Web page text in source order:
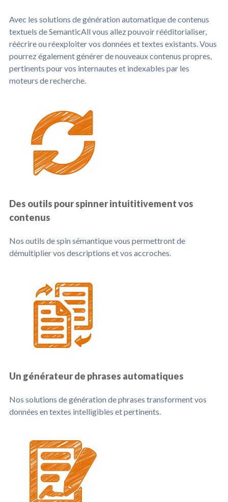
Avec les solutions de génération automatique de contenus
textuels de SemanticAll vous allez pouvoir rééditorialiser,
réécrire ou réexploiter vos données et textes existants. Vous
pourrez également générer de nouveaux contenus propres,
pertinents pour vos internautes et indexables par les
moteurs de recherche.
Des outils pour spinner intuititivement vos
contenus
Nos outils de spin sémantique vous permettront de
démultiplier vos descriptions et vos accroches.
Un générateur de phrases automatiques
Nos solutions de génération de phrases transforment vos
données en textes intelligibles et pertinents.